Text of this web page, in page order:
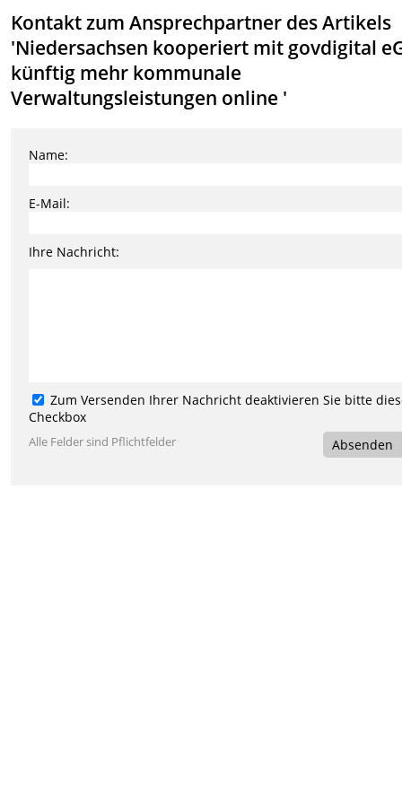
Kontakt zum Ansprechpartner des Artikels
'Niedersachsen kooperiert mit govdigital
künftig mehr kommunale
Verwaltungsleistungen online '
Name:
E-Mail:
Ihre Nachricht:
Zum Versenden Ihrer Nachricht deaktivieren Sie bitte
Checkbox
Alle Felder sind Pflichtfelder Absenden